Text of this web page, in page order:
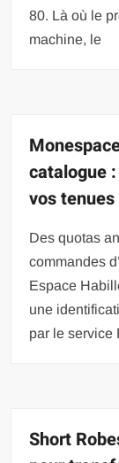
80. Là où le
machine, le
catalogue
vos
Des quotas
commandes
Espace
une
par le service
Short